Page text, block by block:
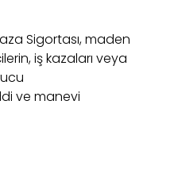
Sigortası, maden
iş kazaları veya
ve manevi